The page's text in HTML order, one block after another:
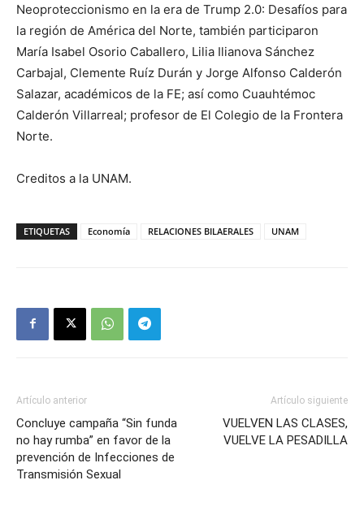
Neoproteccionismo en la era de Trump 2.0: Desafíos para
la región de América del Norte, también participaron
María Isabel Osorio Caballero, Lilia Ilianova Sánchez
Carbajal, Clemente Ruíz Durán y Jorge Alfonso Calderón
Salazar, académicos de la FE; así como Cuauhtémoc
Calderón Villarreal; profesor de El Colegio de la Frontera
Norte.
Creditos a la UNAM.
ETIQUETAS Economía RELACIONES BILAERALES UNAM
Artículo anterior
Concluye campaña “Sin funda
no hay rumba” en favor de la
prevención de Infecciones de
Transmisión Sexual
Artículo siguiente
VUELVEN LAS CLASES,
VUELVE LA PESADILLA